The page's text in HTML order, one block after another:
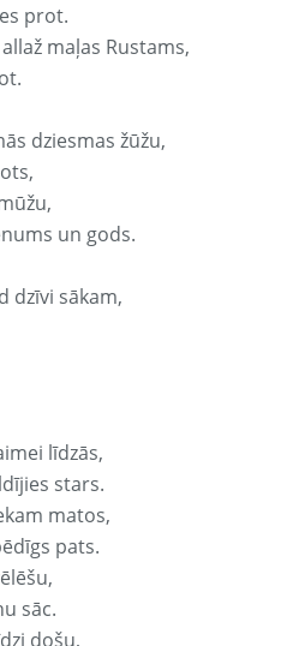
prot.
maļas Rustams,
dziesmas žūžu,
un gods.
dzīvi sākam,
līdzās,
stars.
matos,
pats.
sāc.
došu,